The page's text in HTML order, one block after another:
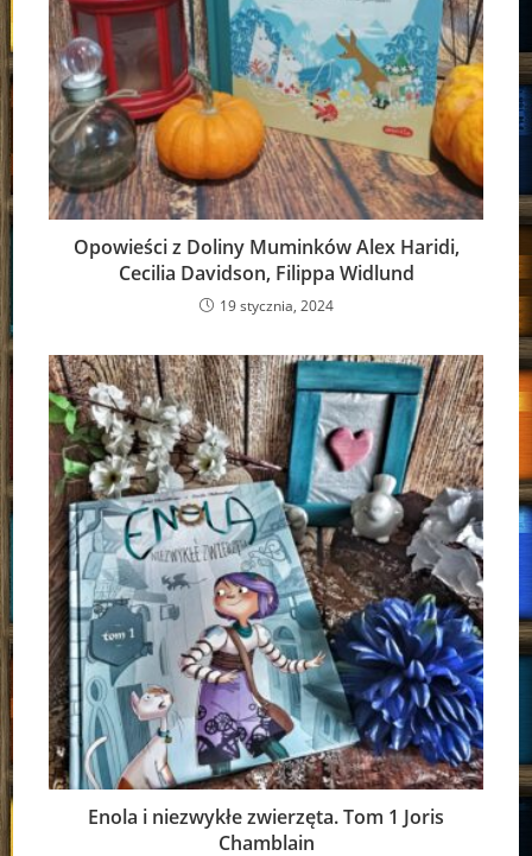
Opowieści z Doliny Muminków Alex Haridi,
Cecilia Davidson, Filippa Widlund
19 stycznia, 2024
Enola i niezwykłe zwierzęta. Tom 1 Joris
Chamblain